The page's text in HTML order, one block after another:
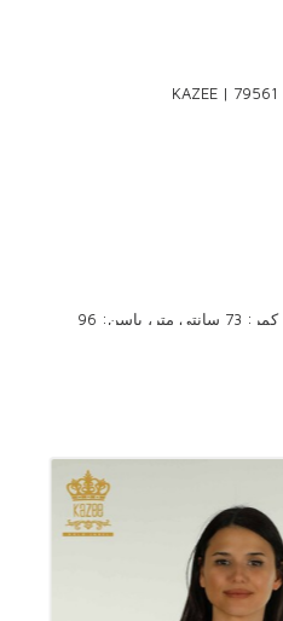
ابعاد مدل: قد: 1.78 سانتی متر، سینه: 95 سانتی متر، دور کمر: 73 سانتی متر، باسن: 96